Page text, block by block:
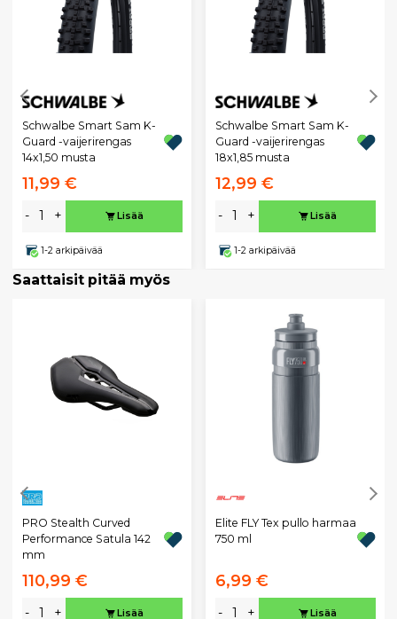
Schwalbe Smart Sam K-
Guard -vaijerirengas
14x1,50 musta
11,99 €
- + Lisää
1-2 arkipäivää
Schwalbe Smart Sam K-
Guard -vaijerirengas
18x1,85 musta
12,99 €
- + Lisää
1-2 arkipäivää
Saattaisit pitää myös
PRO Stealth Curved
Performance Satula 142
mm
110,99 €
- + Lisää
Elite FLY Tex pullo harmaa
750 ml
6,99 €
- + Lisää